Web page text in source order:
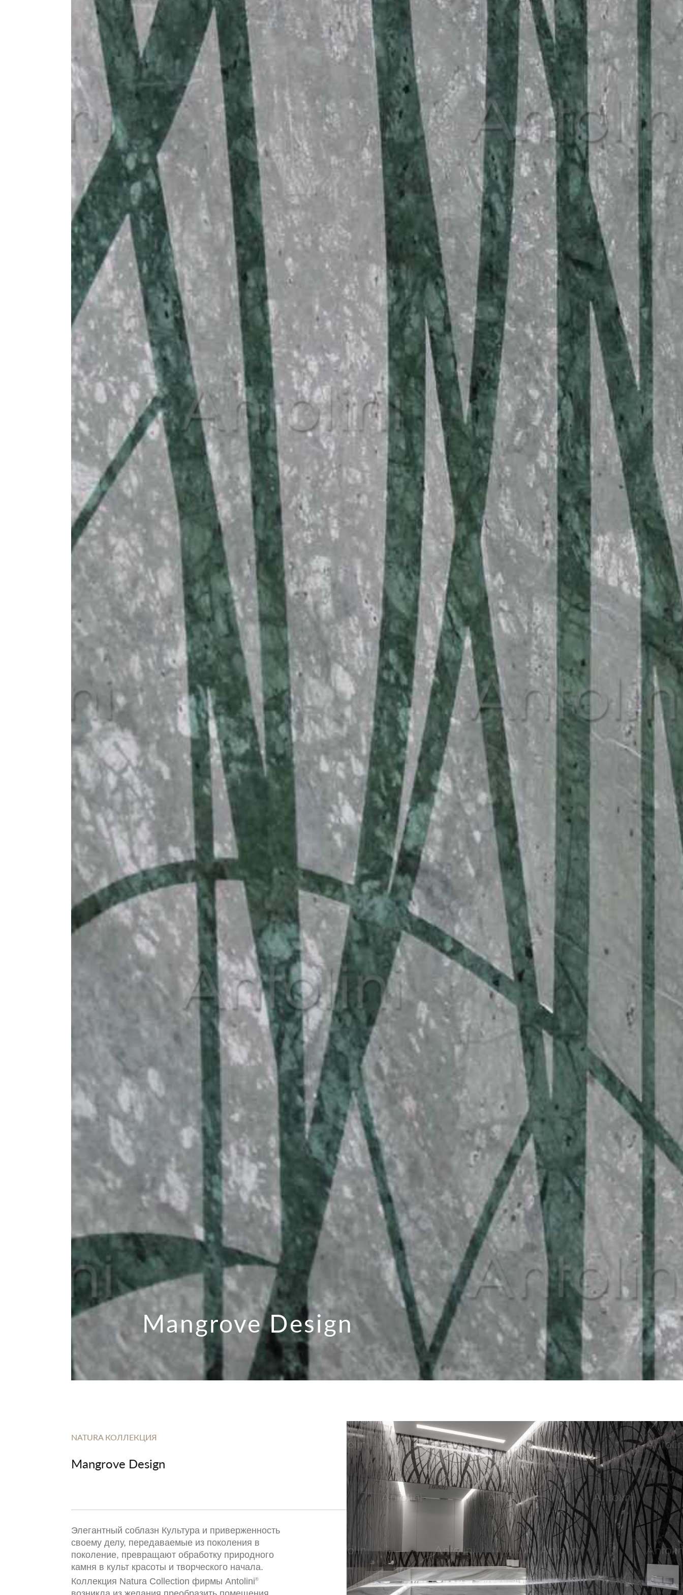
Mangrove Design
NATURA КОЛЛЕКЦИЯ
Mangrove Design
Элегантный соблазн Культура и приверженность
своему делу, передаваемые из поколения в
поколение, превращают обработку природного
камня в культ красоты и творческого начала.
Коллекция Natura Collection фирмы Antolini®